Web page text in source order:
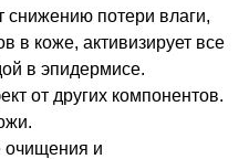
снижению потери влаги,
в коже, активизирует все
в эпидермисе.
от других компонентов.
очищения и